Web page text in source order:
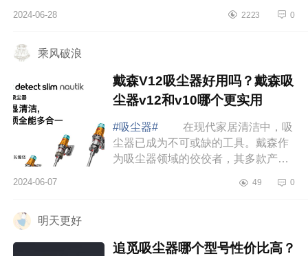
还有自动集尘，用起来是越来越方便
2024-06-28 2223 0
乘风破浪
戴森V12吸尘器好用吗？戴森吸
尘器v12和v10哪个更实用
#吸尘器#
在现代家居清洁中，吸
尘器已成为不可或缺的工具。戴森作
为吸尘器领域的佼佼者，其多款产品
编为大家介绍下戴森V12吸尘器好用
2024-06-07 49 0
明天更好
追觅吸尘器哪个型号性价比高？